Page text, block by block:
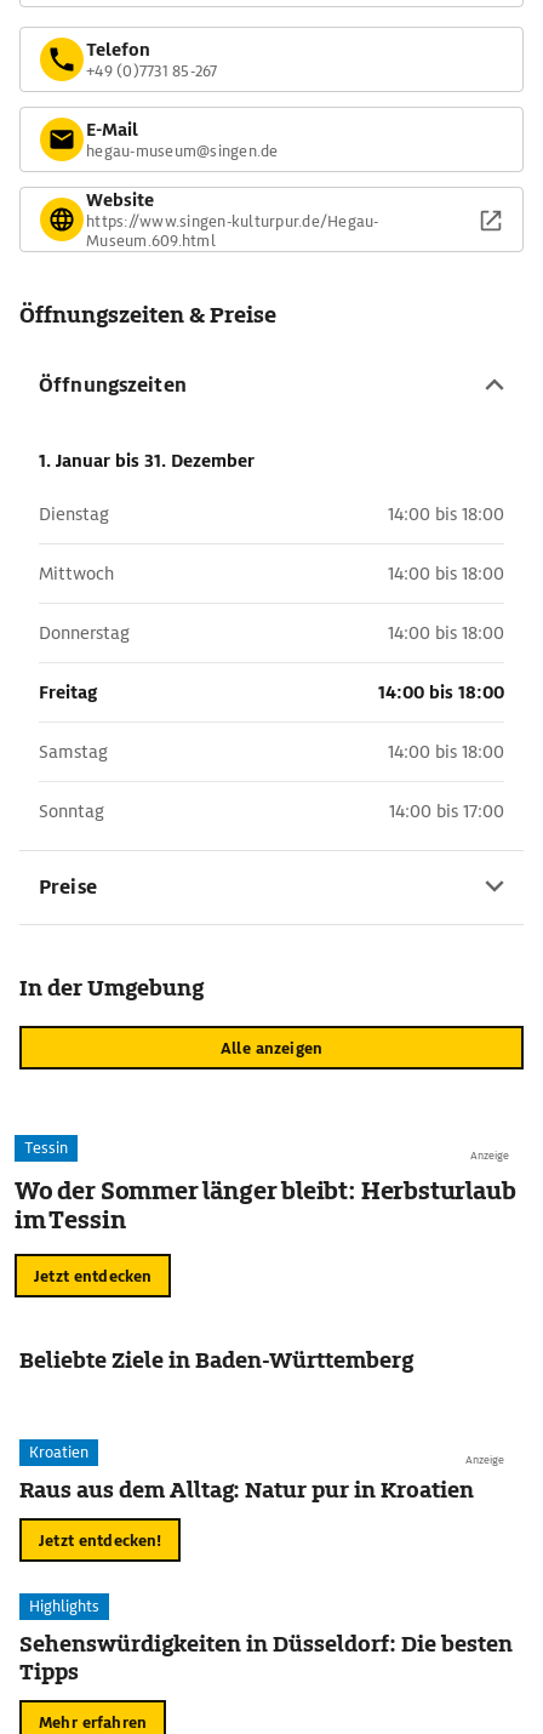
Telefon
+49 (0)7731 85-267
E-Mail
hegau-museum@singen.de
Website
https://www.singen-kulturpur.de/Hegau-
Museum.609.html
Öffnungszeiten & Preise
Öffnungszeiten
1. Januar bis 31. Dezember
Dienstag 14:00 bis 18:00
Mittwoch 14:00 bis 18:00
Donnerstag 14:00 bis 18:00
Freitag 14:00 bis 18:00
Samstag 14:00 bis 18:00
Sonntag 14:00 bis 17:00
Preise
In der Umgebung
Alle anzeigen
Anzeige
Tessin
Wo der Sommer länger bleibt: Herbsturlaub
im Tessin
Jetzt entdecken
Beliebte Ziele in Baden-Württemberg
Anzeige
Kroatien
Raus aus dem Alltag: Natur pur in Kroatien
Jetzt entdecken!
Highlights
Sehenswürdigkeiten in Düsseldorf: Die besten
Tipps
Mehr erfahren